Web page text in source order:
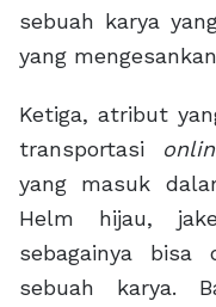
sebuah karya
yang
Ketiga, atribut
transportasi
yang masuk
Helm hijau,
sebagainya
sebuah karya.